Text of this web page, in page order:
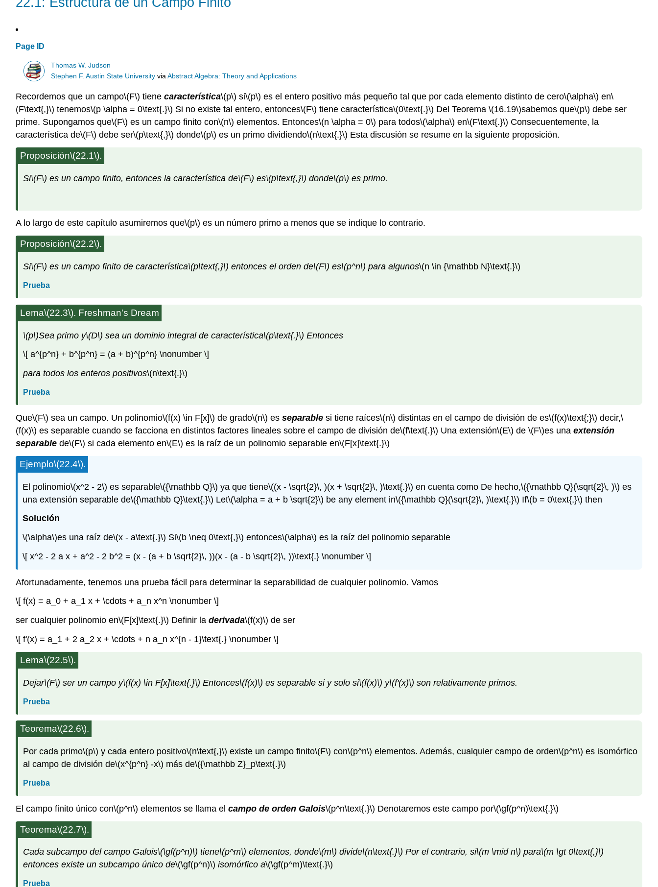
Page ID
Thomas W. Judson
Stephen F. Austin State University viaAbstract Algebra: Theory and Applications
Recordemos que un campo\(F\) tiene característica\(p\) si\(p\) es el entero positivo más pequeño tal que por cada elemento distinto de cero\(\alpha\) en\
(F\text{,}\) tenemos\(p \alpha = 0\text{.}\) Si no existe tal entero, entonces\(F\) tiene característica\(0\text{.}\) Del Teorema \(16.19\)sabemos que\(p\) debe ser
prime. Supongamos que\(F\) es un campo finito con\(n\) elementos. Entonces\(n \alpha = 0\) para todos\(\alpha\) en\(F\text{.}\) Consecuentemente, la
característica de\(F\) debe ser\(p\text{,}\) donde\(p\) es un primo dividiendo\(n\text{.}\) Esta discusión se resume en la siguiente proposición.
Proposición\(22.1\).
Si\(F\) es un campo finito, entonces la característica de\(F\) es\(p\text{,}\) donde\(p\) es primo.
A lo largo de este capítulo asumiremos que\(p\) es un número primo a menos que se indique lo contrario.
Proposición\(22.2\).
Si\(F\) es un campo finito de característica\(p\text{,}\) entonces el orden de\(F\) es\(p^n\) para algunos\(n \in {\mathbb N}\text{.}\)
Prueba
Lema\(22.3\). Freshman's Dream
\(p\)Sea primo y\(D\) sea un dominio integral de característica\(p\text{.}\) Entonces
\[ a^{p^n} + b^{p^n} = (a + b)^{p^n} \nonumber \]
para todos los enteros positivos\(n\text{.}\)
Prueba
Que\(F\) sea un campo. Un polinomio\(f(x) \in F[x]\) de grado\(n\) es separable si tiene raíces\(n\) distintas en el campo de división de es\(f(x)\text{;}\) decir,\
(f(x)\) es separable cuando se facciona en distintos factores lineales sobre el campo de división de\(f\text{.}\) Una extensión\(E\) de \(F\)es una extensión
separable de\(F\) si cada elemento en\(E\) es la raíz de un polinomio separable en\(F[x]\text{.}\)
Ejemplo\(22.4\).
El polinomio\(x^2 - 2\) es separable\({\mathbb Q}\) ya que tiene\((x - \sqrt{2}\, )(x + \sqrt{2}\, )\text{.}\) en cuenta como De hecho,\({\mathbb Q}(\sqrt{2}\, )\) es
una extensión separable de\({\mathbb Q}\text{.}\) Let\(\alpha = a + b \sqrt{2}\) be any element in\({\mathbb Q}(\sqrt{2}\, )\text{.}\) If\(b = 0\text{,}\) then
Solución
\(\alpha\)es una raíz de\(x - a\text{.}\) Si\(b \neq 0\text{,}\) entonces\(\alpha\) es la raíz del polinomio separable
\[ x^2 - 2 a x + a^2 - 2 b^2 = (x - (a + b \sqrt{2}\, ))(x - (a - b \sqrt{2}\, ))\text{.} \nonumber \]
Afortunadamente, tenemos una prueba fácil para determinar la separabilidad de cualquier polinomio. Vamos
\[ f(x) = a_0 + a_1 x + \cdots + a_n x^n \nonumber \]
ser cualquier polinomio en\(F[x]\text{.}\) Definir la derivada\(f(x)\) de ser
\[ f'(x) = a_1 + 2 a_2 x + \cdots + n a_n x^{n - 1}\text{.} \nonumber \]
Lema\(22.5\).
Dejar\(F\) ser un campo y\(f(x) \in F[x]\text{.}\) Entonces\(f(x)\) es separable si y solo si\(f(x)\) y\(f'(x)\) son relativamente primos.
Prueba
Teorema\(22.6\).
Por cada primo\(p\) y cada entero positivo\(n\text{,}\) existe un campo finito\(F\) con\(p^n\) elementos. Además, cualquier campo de orden\(p^n\) es isomórfico
al campo de división de\(x^{p^n} -x\) más de\({\mathbb Z}_p\text{.}\)
Prueba
El campo finito único con\(p^n\) elementos se llama el campo de orden Galois\(p^n\text{.}\) Denotaremos este campo por\(\gf(p^n)\text{.}\)
Teorema\(22.7\).
Cada subcampo del campo Galois\(\gf(p^n)\) tiene\(p^m\) elementos, donde\(m\) divide\(n\text{.}\) Por el contrario, si\(m \mid n\) para\(m \gt 0\text{,}\)
entonces existe un subcampo único de\(\gf(p^n)\) isomórfico a\(\gf(p^m)\text{.}\)
Prueba